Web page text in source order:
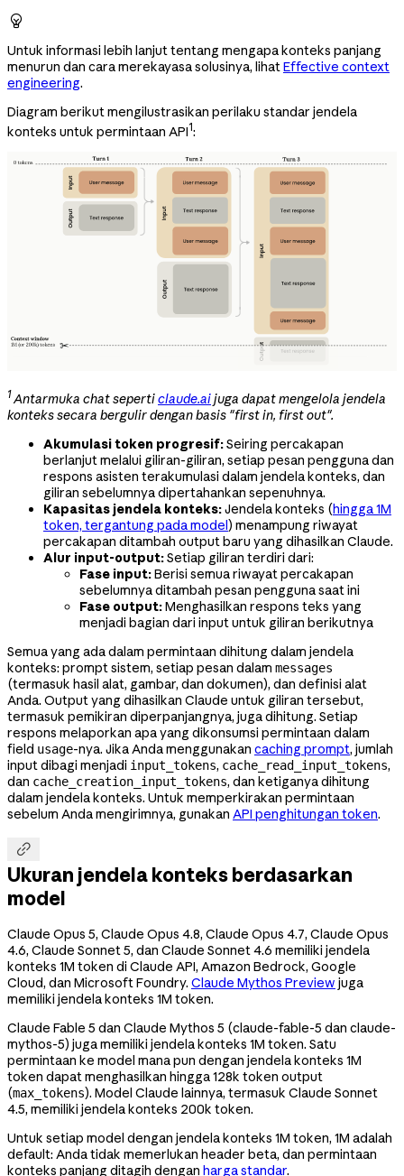

Untuk informasi lebih lanjut tentang mengapa konteks panjang
menurun dan cara merekayasa solusinya, lihatEffective context
engineering.
Diagram berikut mengilustrasikan perilaku standar jendela
konteks untuk permintaan API1:
1 Antarmuka chat seperticlaude.aijuga dapat mengelola jendela
konteks secara bergulir dengan basis "first in, first out".
Akumulasi token progresif:Seiring percakapan
berlanjut melalui giliran-giliran, setiap pesan pengguna dan
respons asisten terakumulasi dalam jendela konteks, dan
giliran sebelumnya dipertahankan sepenuhnya.
Kapasitas jendela konteks:Jendela konteks (hingga 1M
token, tergantung pada model) menampung riwayat
percakapan ditambah output baru yang dihasilkan Claude.
Alur input-output:Setiap giliran terdiri dari:
Fase input:Berisi semua riwayat percakapan
sebelumnya ditambah pesan pengguna saat ini
Fase output:Menghasilkan respons teks yang
menjadi bagian dari input untuk giliran berikutnya
Semua yang ada dalam permintaan dihitung dalam jendela
konteks: prompt sistem, setiap pesan dalam messages
(termasuk hasil alat, gambar, dan dokumen), dan definisi alat
Anda. Output yang dihasilkan Claude untuk giliran tersebut,
termasuk pemikiran diperpanjangnya, juga dihitung. Setiap
respons melaporkan apa yang dikonsumsi permintaan dalam
field usage-nya. Jika Anda menggunakan caching prompt, jumlah
input dibagi menjadi input_tokens, cache_read_input_tokens,
dan cache_creation_input_tokens, dan ketiganya dihitung
dalam jendela konteks. Untuk memperkirakan permintaan
sebelum Anda mengirimnya, gunakan API penghitungan token.

Ukuran jendela konteks berdasarkan
model
Claude Opus 5, Claude Opus 4.8, Claude Opus 4.7, Claude Opus
4.6, Claude Sonnet 5, dan Claude Sonnet 4.6 memiliki jendela
konteks 1M token di Claude API, Amazon Bedrock, Google
Cloud, dan Microsoft Foundry. Claude Mythos Preview juga
memiliki jendela konteks 1M token.
Claude Fable 5 dan Claude Mythos 5 (claude-fable-5 dan claude-
mythos-5) juga memiliki jendela konteks 1M token. Satu
permintaan ke model mana pun dengan jendela konteks 1M
token dapat menghasilkan hingga 128k token output
(max_tokens). Model Claude lainnya, termasuk Claude Sonnet
4.5, memiliki jendela konteks 200k token.
Untuk setiap model dengan jendela konteks 1M token, 1M adalah
default: Anda tidak memerlukan header beta, dan permintaan
konteks panjang ditagih dengan harga standar.